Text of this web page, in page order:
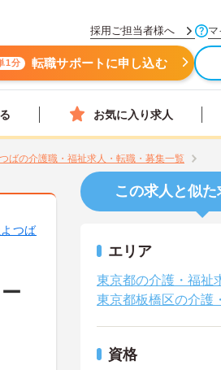
採用ご担当者様へ マ
1分 転職サポートに申し込む
お気に入り求人
ばの介護職・福祉求人・転職・募集一覧
つば
この求人と似
エリア
東京都の介護・福祉
東京都板橋区の介護
資格